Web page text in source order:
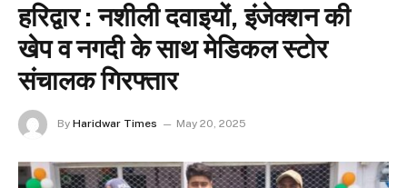
हरिद्वार : नशीली दवाइयों, इंजेक्शन की
खेप व नगदी के साथ मेडिकल स्टोर
संचालक गिरफ्तार
By Haridwar Times May 20, 2025